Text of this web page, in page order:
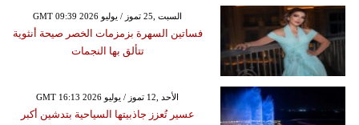
GMT 09:39 2026 السبت ,25 تموز / يوليو
فساتين السهرة بزمزمات الخصر صيحة أنثوية
تتألق بها النجمات
GMT 16:13 2026 الأحد ,12 تموز / يوليو
عسير تُعزز جاذبيتها السياحية بتدشين أكبر